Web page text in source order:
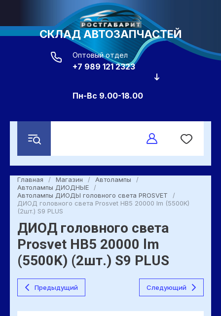
СКЛАД АВТОЗАПЧАСТЕЙ
Оптовый отдел
+7 989 121 2323
Пн-Вс 9.00-18.00
Главная / Магазин / Автолампы
/
Автолампы ДИОДНЫЕ
/
Автолампы ДИОДЫ головного света PROSVET
/
ДИОД головного света Prosvet HВ5 20000 lm (5500K)
(2шт.) S9 PLUS
ДИОД головного света
Prosvet HВ5 20000 lm
(5500K) (2шт.) S9 PLUS
Предыдущий Следующий